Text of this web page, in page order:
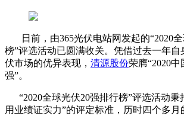
日前，由365光伏电站网发起的“2020全
榜”评选活动已圆满收关。凭借过去一年
伏市场的优异表现， 清源股份荣膺“2020
强”。
“2020全球光伏20强排行榜”评选活动秉
用业绩证实力”的评定标准，历时四个多